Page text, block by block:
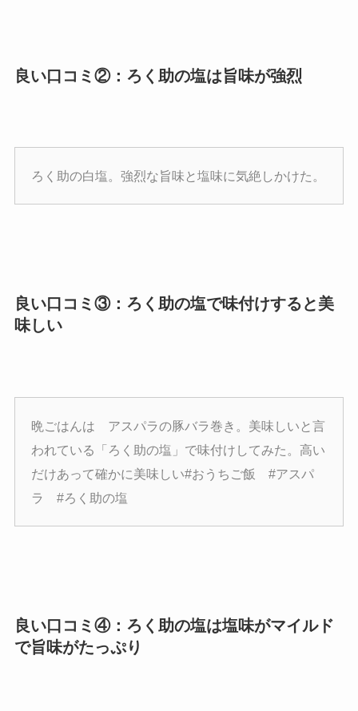
良い口コミ②：ろく助の塩は旨味が強烈
ろく助の白塩。強烈な旨味と塩味に気絶しかけた。
良い口コミ③：ろく助の塩で味付けすると美
味しい
晩ごはんは アスパラの豚バラ巻き。美味しいと言
われている「ろく助の塩」で味付けしてみた。高い
だけあって確かに美味しい#おうちご飯 #アスパ
ラ #ろく助の塩
良い口コミ④：ろく助の塩は塩味がマイルド
で旨味がたっぷり